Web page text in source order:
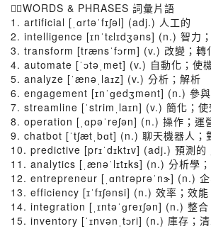
👉🏻WORDS & PHRASES 詞彙片語
1. artificial [ˌɑrtəˈfɪʃəl] (adj.) 人工的
2. intelligence [ɪnˈtɛlɪdʒəns] (n.) 智力
3. transform [trænsˈfɔrm] (v.) 改變；轉
4. automate [ˈɔtəˌmet] (v.) 自動化；使
5. analyze [ˈænəˌlaɪz] (v.) 分析；解析
6. engagement [ɪnˈɡedʒmənt] (n.) 參
7. streamline [ˈstrimˌlaɪn] (v.) 簡化；使
8. operation [ˌɑpəˈreʃən] (n.) 操作；運
9. chatbot [ˈtʃætˌbɑt] (n.) 聊天機器人；
10. predictive [prɪˈdɪktɪv] (adj.) 預測的
11. analytics [ˌænəˈlɪtɪks] (n.) 分析學
12. entrepreneur [ˌɑntrəprəˈnɝ] (n.) 企
13. efficiency [ɪˈfɪʃənsi] (n.) 效率；效能
14. integration [ˌɪntəˈɡreɪʃən] (n.) 整合
15. inventory [ˈɪnvənˌtɔri] (n.) 庫存；